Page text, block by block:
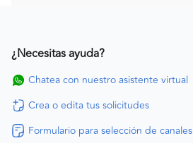
¿Necesitas ayuda?
Chatea con nuestro asistente virtual
Crea o edita tus solicitudes
Formulario para selección de canales